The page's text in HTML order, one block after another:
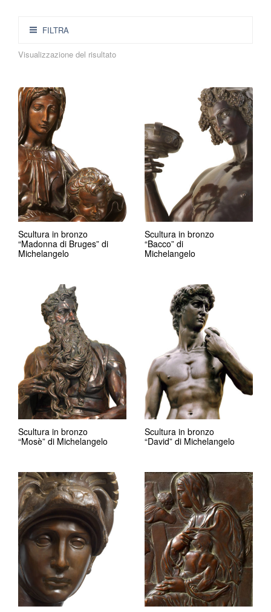
FILTRA
Visualizzazione del risultato
Scultura in bronzo
“Madonna di Bruges” di
Michelangelo
Scultura in bronzo
“Bacco” di
Michelangelo
Scultura in bronzo
“Mosè” di Michelangelo
Scultura in bronzo
“David” di Michelangelo